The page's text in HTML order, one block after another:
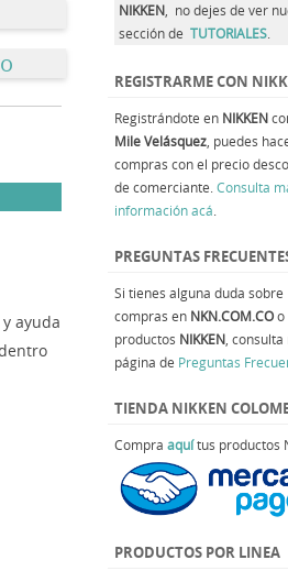
ayuda
NIKKEN, no dejes de ver
sección deTUTORIALES.
REGISTRARME CON
Registrándote en NIKKEN
Mile Velásquez , puedes
compras con el precio
de comerciante.Consulta
información acá
PREGUNTAS
Si tienes alguna duda sobre
compras en NKN.COM.COo
productos NIKKEN ,
página de Preguntas
TIENDA NIKKEN
Compraaquítus productos
PRODUCTOS POR LINEA